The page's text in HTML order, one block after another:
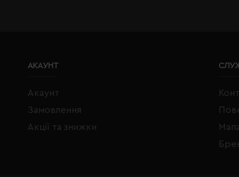
АКАУНТ
Акаунт
Замовлення
Акції та знижки